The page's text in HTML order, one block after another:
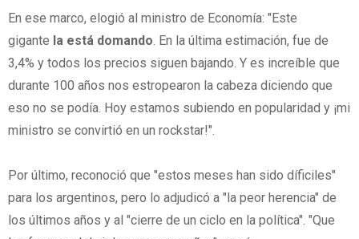
En ese marco, elogió al ministro de Economía: "Este
gigante la está domando. En la última estimación, fue de
3,4% y todos los precios siguen bajando. Y es increíble que
durante 100 años nos estropearon la cabeza diciendo que
eso no se podía. Hoy estamos subiendo en popularidad y ¡mi
ministro se convirtió en un rockstar!".
Por último, reconoció que "estos meses han sido díficiles"
para los argentinos, pero lo adjudicó a "la peor herencia" de
los últimos años y al "cierre de un ciclo en la política". "Que